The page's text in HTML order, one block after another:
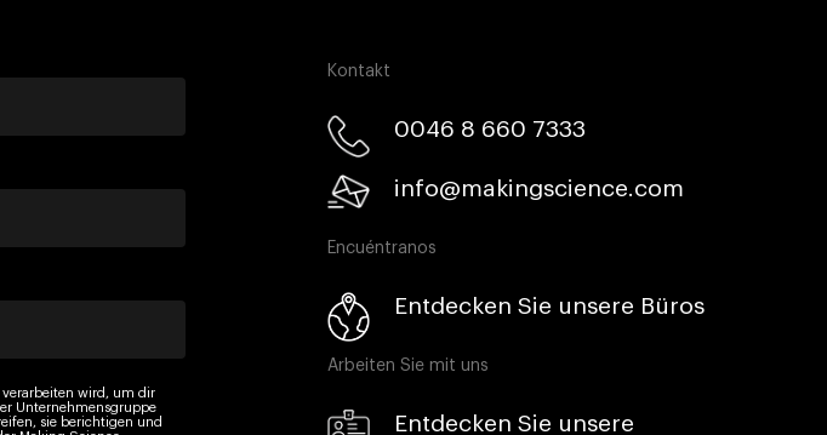
verarbeiten wird, um dir
Unternehmensgruppe
sie berichtigen und
Kontakt
0046 8 660 7333​
info@makingscience.com
Encuéntranos
Entdecken Sie unsere Büros
Arbeiten Sie mit uns
Entdecken Sie unsere